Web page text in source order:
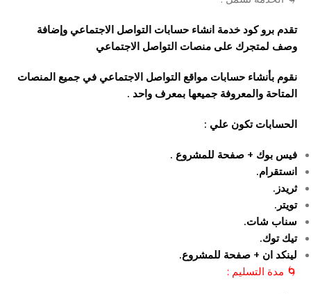
تقدم برو كود خدمة انشاء حسابات التواصل الاجتماعي وإضافة
وصف لمتجرك على منصات التواصل الاجتماعي
نقوم بأنشاء حسابات مواقع التواصل الاجتماعي في جميع المنصات
المتاحة والمعروفة جميعها بمعرف واحد .
الحسابات تكون علي :
فيس بوك + صفحة للمشروع .
انستقرام.
ثريدز.
تويتر.
سناب شات.
تيك توك.
لينكد ان + صفحة للمشروع.
🌀 مدة التسليم :